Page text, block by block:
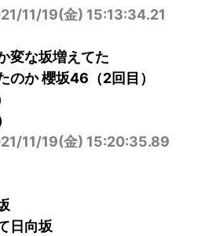
11/19(金) 15:13:34.21
変な坂増えてた
のか 櫻坂46（2回目）
11/19(金) 15:20:35.89
日向坂